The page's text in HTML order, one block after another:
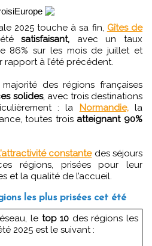
2025 touche à sa fin, Gîtes de
étésatisfaisant, avec un taux
86% sur les mois de juillet et
à l’été précédent.
des régions françaises
solides, avec trois destinations
: la Normandie,la
toutes trois atteignant 90%
constantedes séjours
régions, prisées pour leur
et la qualité de l’accueil.
les plus prisées cet été
le top 10 des régions les
2025 est le suivant :